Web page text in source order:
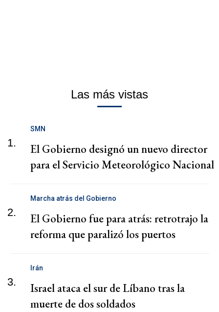
Las más vistas
1.
SMN
El Gobierno designó un nuevo director
para el Servicio Meteorológico Nacional
2.
Marcha atrás del Gobierno
El Gobierno fue para atrás: retrotrajo la
reforma que paralizó los puertos
3.
Irán
Israel ataca el sur de Líbano tras la
muerte de dos soldados